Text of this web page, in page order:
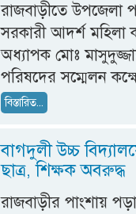
রাজবাড়ীতে উপজেলা
সরকারী আদর্শ মহিলা
অধ্যাপক মোঃ
পরিষদের সম্মেলন
বিস্তারিত...
বাগদুলী উচ্চ
ছাত্র, শিক্ষক অবরুদ্ধ
রাজবাড়ীর পাংশায়